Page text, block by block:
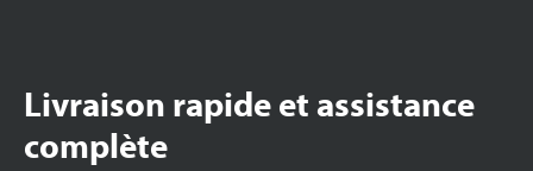
Livraison rapide et assistance
complète